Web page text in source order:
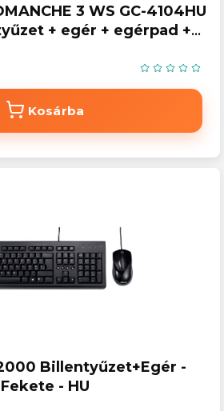
3 WS GC-4104HU
+ egér + egérpad +
Kosárba
Billentyűzet+Egér -
Fekete - HU